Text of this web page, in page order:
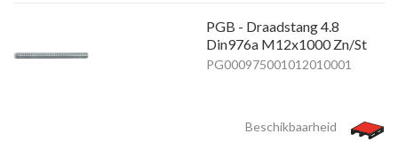
PGB - Draadstang 4.8
Din976a M12x1000 Zn/St
PG000975001012010001
Beschikbaarheid